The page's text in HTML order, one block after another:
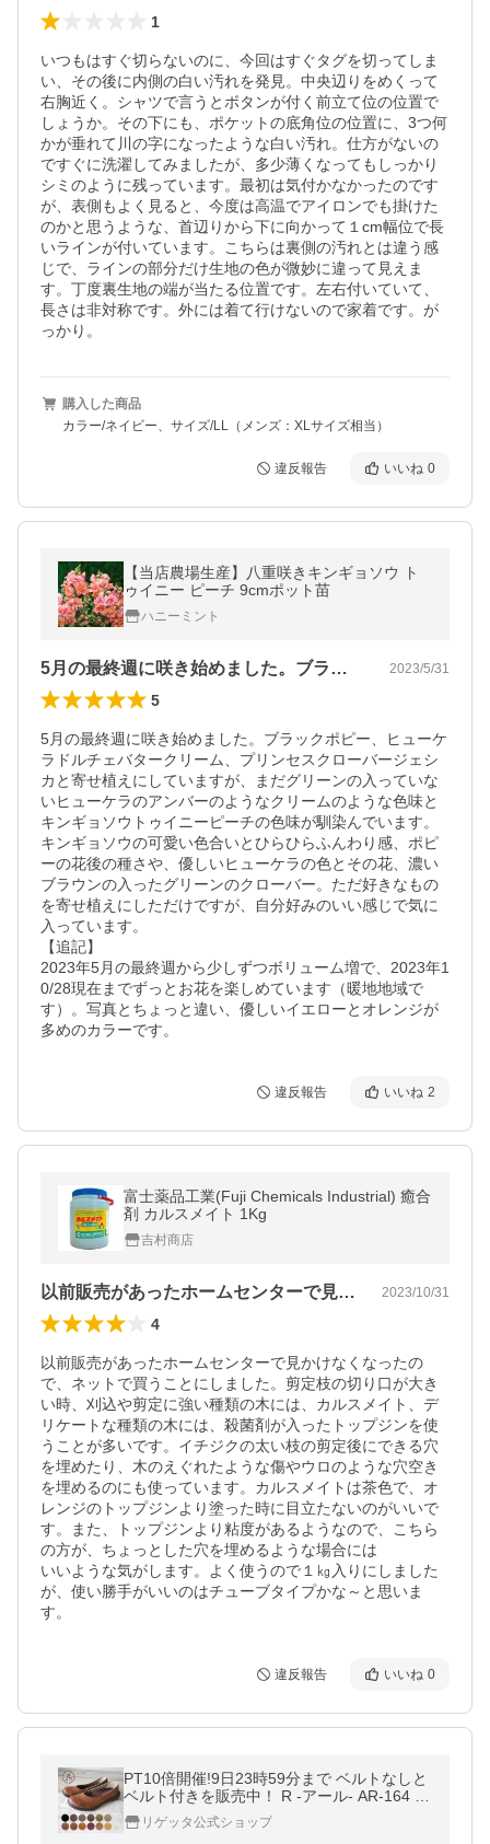
1
いつもはすぐ切らないのに、今回はすぐタグを切ってしま
い、その後に内側の白い汚れを発見。中央辺りをめくって
右胸近く。シャツで言うとボタンが付く前立て位の位置で
しょうか。その下にも、ポケットの底角位の位置に、3つ何
かが垂れて川の字になったような白い汚れ。仕方がないの
ですぐに洗濯してみましたが、多少薄くなってもしっかり
シミのように残っています。最初は気付かなかったのです
が、表側もよく見ると、今度は高温でアイロンでも掛けた
のかと思うような、首辺りから下に向かって１cm幅位で長
いラインが付いています。こちらは裏側の汚れとは違う感
じで、ラインの部分だけ生地の色が微妙に違って見えま
す。丁度裏生地の端が当たる位置です。左右付いていて、
長さは非対称です。外には着て行けないので家着です。が
っかり。
購入した商品
カラー/ネイビー、サイズ/LL（メンズ：XLサイズ相当）
違反報告 いいね 0
【当店農場生産】八重咲きキンギョソウ ト
ゥイニー ピーチ 9cmポット苗
ハニーミント
5月の最終週に咲き始めました。ブラック… 2023/5/31
5
5月の最終週に咲き始めました。ブラックポピー、ヒューケ
ラドルチェバタークリーム、プリンセスクローバージェシ
カと寄せ植えにしていますが、まだグリーンの入っていな
いヒューケラのアンバーのようなクリームのような色味と
キンギョソウトゥイニーピーチの色味が馴染んでいます。
キンギョソウの可愛い色合いとひらひらふんわり感、ポピ
ーの花後の種さや、優しいヒューケラの色とその花、濃い
ブラウンの入ったグリーンのクローバー。ただ好きなもの
を寄せ植えにしただけですが、自分好みのいい感じで気に
入っています。
【追記】
2023年5月の最終週から少しずつボリューム増で、2023年1
0/28現在までずっとお花を楽しめています（暖地地域で
す）。写真とちょっと違い、優しいイエローとオレンジが
多めのカラーです。
違反報告 いいね 2
富士薬品工業(Fuji Chemicals Industrial) 癒合
剤 カルスメイト 1Kg
吉村商店
以前販売があったホームセンターで見かけ… 2023/10/31
4
以前販売があったホームセンターで見かけなくなったの
で、ネットで買うことにしました。剪定枝の切り口が大き
い時、刈込や剪定に強い種類の木には、カルスメイト、デ
リケートな種類の木には、殺菌剤が入ったトップジンを使
うことが多いです。イチジクの太い枝の剪定後にできる穴
を埋めたり、木のえぐれたような傷やウロのような穴空き
を埋めるのにも使っています。カルスメイトは茶色で、オ
レンジのトップジンより塗った時に目立たないのがいいで
す。また、トップジンより粘度があるようなので、こちら
の方が、ちょっとした穴を埋めるような場合には
いいような気がします。よく使うので１㎏入りにしました
が、使い勝手がいいのはチューブタイプかな～と思いま
す。
違反報告 いいね 0
PT10倍開催!9日23時59分まで ベルトなしと
ベルト付きを販売中！ R -アール- AR-164 ス
リッポンプレーンパンプス
リゲッタ公式ショップ